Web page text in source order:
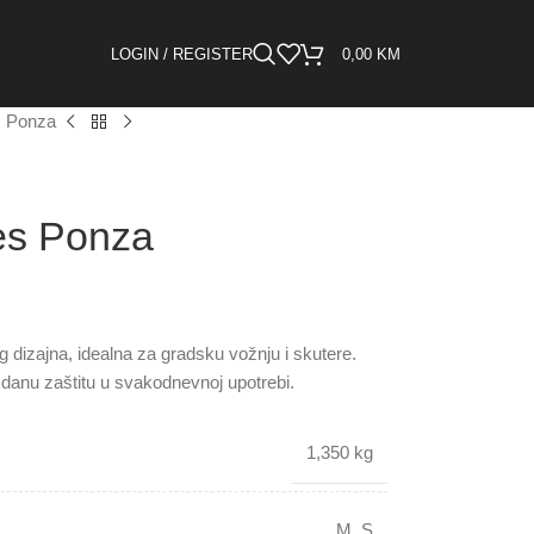
LOGIN / REGISTER 0,00 KM
Ponza
Ponza
dizajna, idealna za gradsku vožnju i skutere.
zaštitu u svakodnevnoj upotrebi.
1,350 kg
M, S